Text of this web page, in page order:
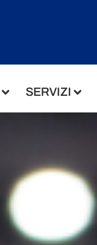
SERVIZI